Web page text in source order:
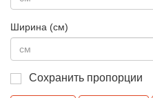
Ширина (см)
Сохранить пропорции